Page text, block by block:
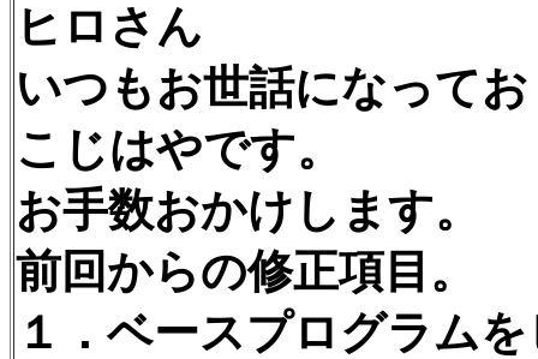
ヒロさん
いつもお世話になって
こじはやです。
お手数おかけします。
前回からの修正項目。
１．ベースプログラム